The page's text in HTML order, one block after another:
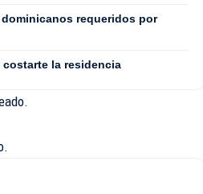
requeridos por
la residencia